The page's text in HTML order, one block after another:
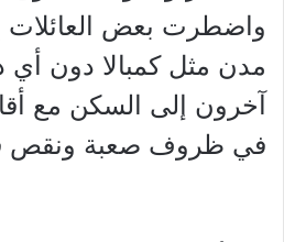
واضطرت بعض العائلات
مدن مثل كمبالا دون أي
آخرون إلى السكن مع
في ظروف صعبة ونقص